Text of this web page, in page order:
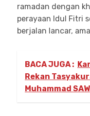
ramadan dengan
perayaan Idul Fitri
berjalan lancar,
BACA JUGA :
Rekan
Muhammad SAW